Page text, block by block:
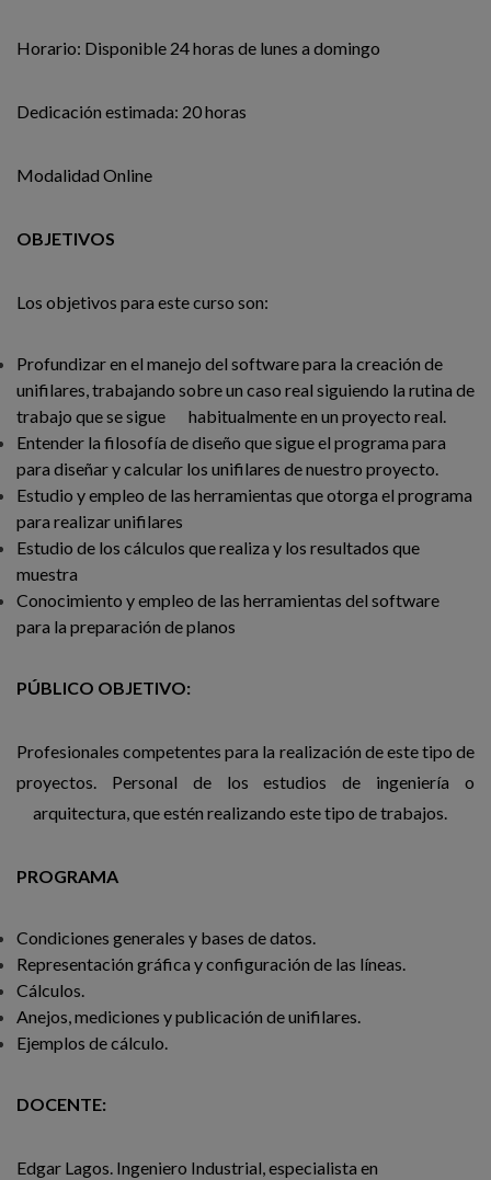
Horario: Disponible 24 horas de lunes a domingo
Dedicación estimada: 20 horas
Modalidad Online
OBJETIVOS
Los objetivos para este curso son:
Profundizar en el manejo del software para la creación de
unifilares, trabajando sobre un caso real siguiendo la rutina de
trabajo que se sigue habitualmente en un proyecto real.
Entender la filosofía de diseño que sigue el programa para
para diseñar y calcular los unifilares de nuestro proyecto.
Estudio y empleo de las herramientas que otorga el programa
para realizar unifilares
Estudio de los cálculos que realiza y los resultados que
muestra
Conocimiento y empleo de las herramientas del software
para la preparación de planos
PÚBLICO OBJETIVO:
Profesionales competentes para la realización de este tipo de
proyectos. Personal de los estudios de ingeniería o
arquitectura, que estén realizando este tipo de trabajos.
PROGRAMA
Condiciones generales y bases de datos.
Representación gráfica y configuración de las líneas.
Cálculos.
Anejos, mediciones y publicación de unifilares.
Ejemplos de cálculo.
DOCENTE:
Edgar Lagos. Ingeniero Industrial, especialista en